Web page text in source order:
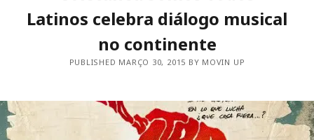
Latinos celebra diálogo musical
no continente
PUBLISHED MARÇO 30, 2015 BY MOVIN UP